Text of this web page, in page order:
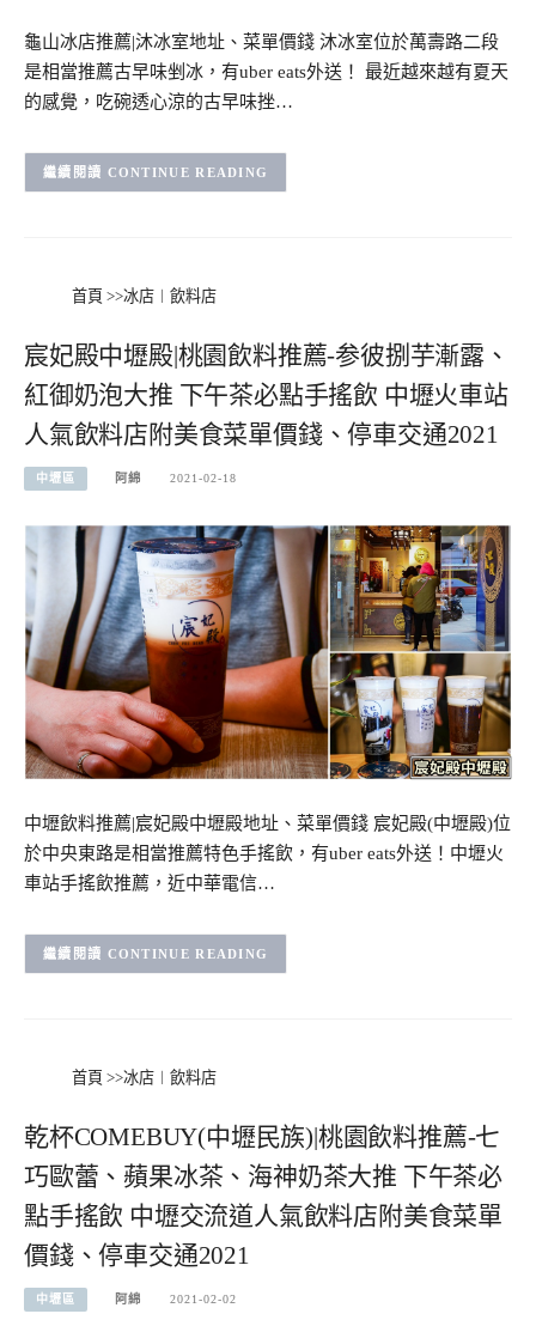
龜山冰店推薦|沐冰室地址、菜單價錢 沐冰室位於萬壽路二段
是相當推薦古早味剉冰，有uber eats外送！ 最近越來越有夏天
的感覺，吃碗透心涼的古早味挫…
CONTINUE READING
首頁 >>冰店︱飲料店
宸妃殿中壢殿|桃園飲料推薦-参彼捌芋漸露、
紅御奶泡大推 下午茶必點手搖飲 中壢火車站
人氣飲料店附美食菜單價錢、停車交通2021
中壢區 阿綿 2021-02-18
中壢飲料推薦|宸妃殿中壢殿地址、菜單價錢 宸妃殿(中壢殿)位
於中央東路是相當推薦特色手搖飲，有uber eats外送！中壢火
車站手搖飲推薦，近中華電信…
CONTINUE READING
首頁 >>冰店︱飲料店
乾杯COMEBUY(中壢民族)|桃園飲料推薦-七
巧歐蕾、蘋果冰茶、海神奶茶大推 下午茶必
點手搖飲 中壢交流道人氣飲料店附美食菜單
價錢、停車交通2021
中壢區 阿綿 2021-02-02